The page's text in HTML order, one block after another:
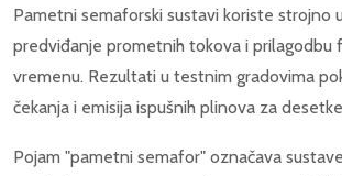
Pametni semaforski sustavi koriste strojno
predviđanje prometnih tokova i prilagodbu
vremenu. Rezultati u testnim gradovima
čekanja i emisija ispušnih plinova za
Pojam "pametni semafor" označava